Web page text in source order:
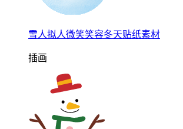
雪人拟人微笑笑容冬天贴纸素材
插画